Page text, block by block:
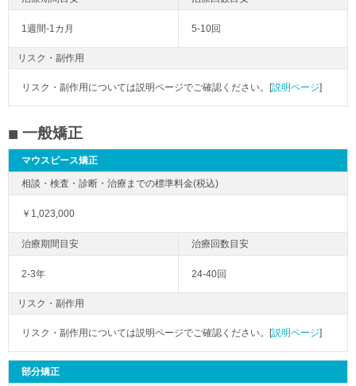
1週間-1カ月 5-10回
リスク・副作用
リスク・副作用については説明ページでご確認ください。[説明ページ]
一般矯正
マウスピース矯正
￥1,023,000
2-3年 24-40回
リスク・副作用
リスク・副作用については説明ページでご確認ください。[説明ページ]
部分矯正